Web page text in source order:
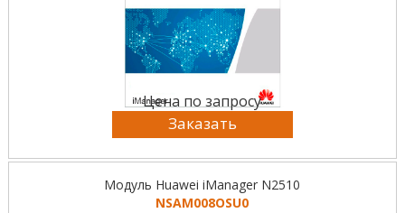
Цена по запросу
Заказать
Модуль Huawei iManager N2510
NSAM008OSU0